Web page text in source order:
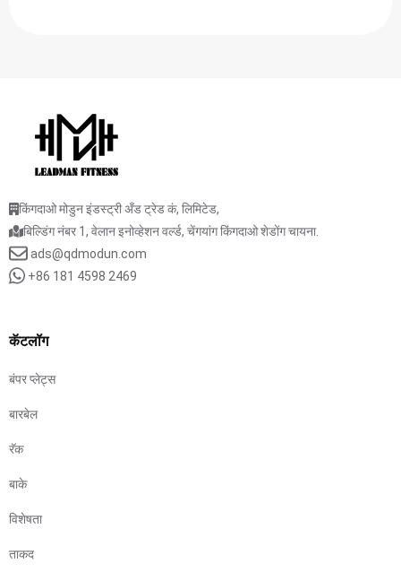
किंगदाओ मोडुन इंडस्ट्री अँड ट्रेड कं, लिमिटेड,
बिल्डिंग नंबर 1, वेलान इनोव्हेशन वर्ल्ड, चेंगयांग किंगदाओ शेडोंग चायना.
ads@qdmodun.com
+86 181 4598 2469
कॅटलॉग
बंपर प्लेट्स
बारबेल
रॅक
बाके
विशेषता
ताकद